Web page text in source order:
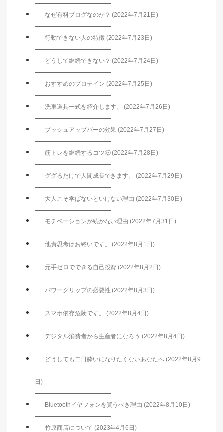
なぜ有料ブログなのか？ (2022年7月21日)
行動できない人の特徴 (2022年7月23日)
どうして継続できない？ (2022年7月24日)
おすすめのプロテイン (2022年7月25日)
洗車道具一式を紹介します。 (2022年7月26日)
プッシュアップバーの効果 (2022年7月27日)
筋トレを継続するコツ⑤ (2022年7月28日)
ググるだけで人間成長できます。 (2022年7月29日)
大人こそ学ばないといけない理由 (2022年7月30日)
モチベーションが続かない理由 (2022年7月31日)
他責思考はお終いです。 (2022年8月1日)
元手ゼロでできる自己投資 (2022年8月2日)
パワーグリップの必要性 (2022年8月3日)
スマホ依存危険です。 (2022年8月4日)
デジタル消費者から生産者になろう (2022年8月4日)
どうしても二日酔いになりたくないあなたへ (2022年8月9
日)
Bluetoothイヤフォンを買うべき理由 (2022年8月10日)
竹原商店について (2023年4月6日)